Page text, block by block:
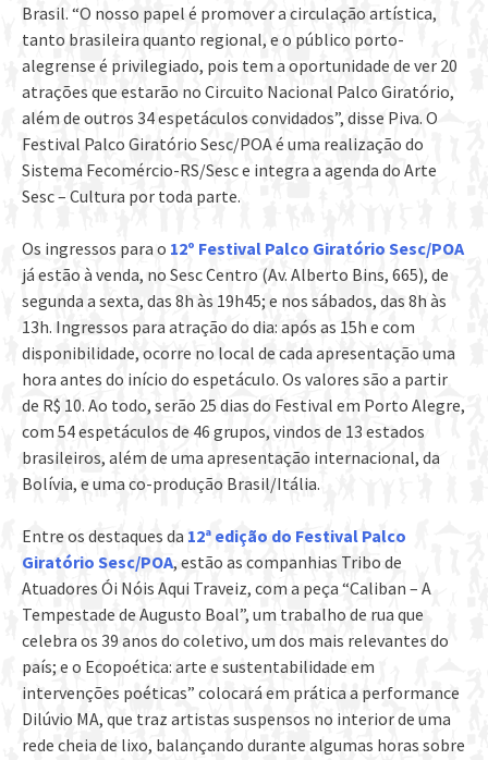
Brasil. “O nosso papel é promover a circulação artística,
tanto brasileira quanto regional, e o público porto-
alegrense é privilegiado, pois tem a oportunidade de ver 20
atrações que estarão no Circuito Nacional Palco Giratório,
além de outros 34 espetáculos convidados”, disse Piva. O
Festival Palco Giratório Sesc/POA é uma realização do
Sistema Fecomércio-RS/Sesc e integra a agenda do Arte
Sesc – Cultura por toda parte.
Os ingressos para o 12º Festival Palco Giratório Sesc/POA
já estão à venda, no Sesc Centro (Av. Alberto Bins, 665), de
segunda a sexta, das 8h às 19h45; e nos sábados, das 8h às
13h. Ingressos para atração do dia: após as 15h e com
disponibilidade, ocorre no local de cada apresentação uma
hora antes do início do espetáculo. Os valores são a partir
de R$ 10. Ao todo, serão 25 dias do Festival em Porto Alegre,
com 54 espetáculos de 46 grupos, vindos de 13 estados
brasileiros, além de uma apresentação internacional, da
Bolívia, e uma co-produção Brasil/Itália.
Entre os destaques da 12ª edição do Festival Palco
Giratório Sesc/POA, estão as companhias Tribo de
Atuadores Ói Nóis Aqui Traveiz, com a peça “Caliban – A
Tempestade de Augusto Boal”, um trabalho de rua que
celebra os 39 anos do coletivo, um dos mais relevantes do
país; e o Ecopoética: arte e sustentabilidade em
intervenções poéticas” colocará em prática a performance
Dilúvio MA, que traz artistas suspensos no interior de uma
rede cheia de lixo, balançando durante algumas horas sobre